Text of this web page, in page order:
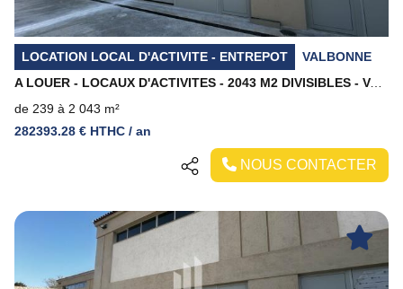
LOCATION LOCAL D'ACTIVITE - ENTREPOT
VALBONNE
A LOUER - LOCAUX D'ACTIVITES - 2043 M2 DIVISIBLES - VALBONNE
de 239 à 2 043 m²
282393.28 € HTHC / an
NOUS CONTACTER